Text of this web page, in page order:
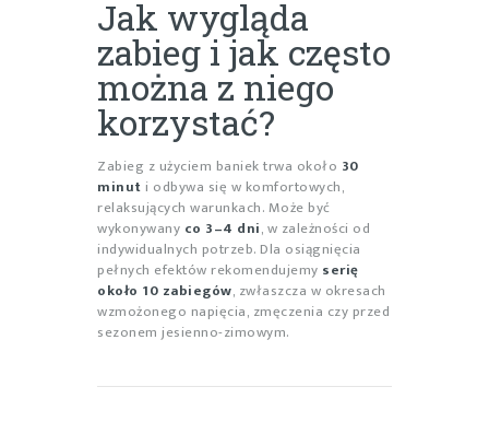
Jak wygląda
zabieg i jak często
można z niego
korzystać?
Zabieg z użyciem baniek trwa około 30
minut i odbywa się w komfortowych,
relaksujących warunkach. Może być
wykonywany co 3–4 dni, w zależności od
indywidualnych potrzeb. Dla osiągnięcia
pełnych efektów rekomendujemy serię
około 10 zabiegów, zwłaszcza w okresach
wzmożonego napięcia, zmęczenia czy przed
sezonem jesienno-zimowym.